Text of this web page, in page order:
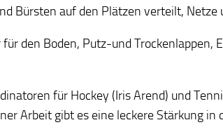
Bürsten auf den Plätzen verteilt,
den Boden, Putz-und
für Hockey (Iris Arend) und
Arbeit gibt es eine leckere Stärkung in